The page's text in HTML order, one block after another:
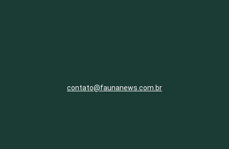
contato@faunanews.com.br